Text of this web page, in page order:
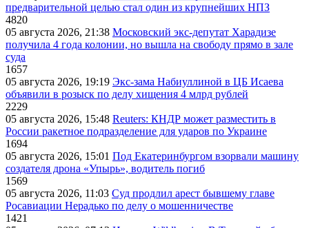
предварительной целью стал один из крупнейших НПЗ
4820
05 августа 2026, 21:38 Московский экс-депутат Харадизе
получила 4 года колонии, но вышла на свободу прямо в зале
суда
1657
05 августа 2026, 19:19 Экс-зама Набиуллиной в ЦБ Исаева
объявили в розыск по делу хищения 4 млрд рублей
2229
05 августа 2026, 15:48 Reuters: КНДР может разместить в
России ракетное подразделение для ударов по Украине
1694
05 августа 2026, 15:01 Под Екатеринбургом взорвали машину
создателя дрона «Упырь», водитель погиб
1569
05 августа 2026, 11:03 Суд продлил арест бывшему главе
Росавиации Нерадько по делу о мошенничестве
1421